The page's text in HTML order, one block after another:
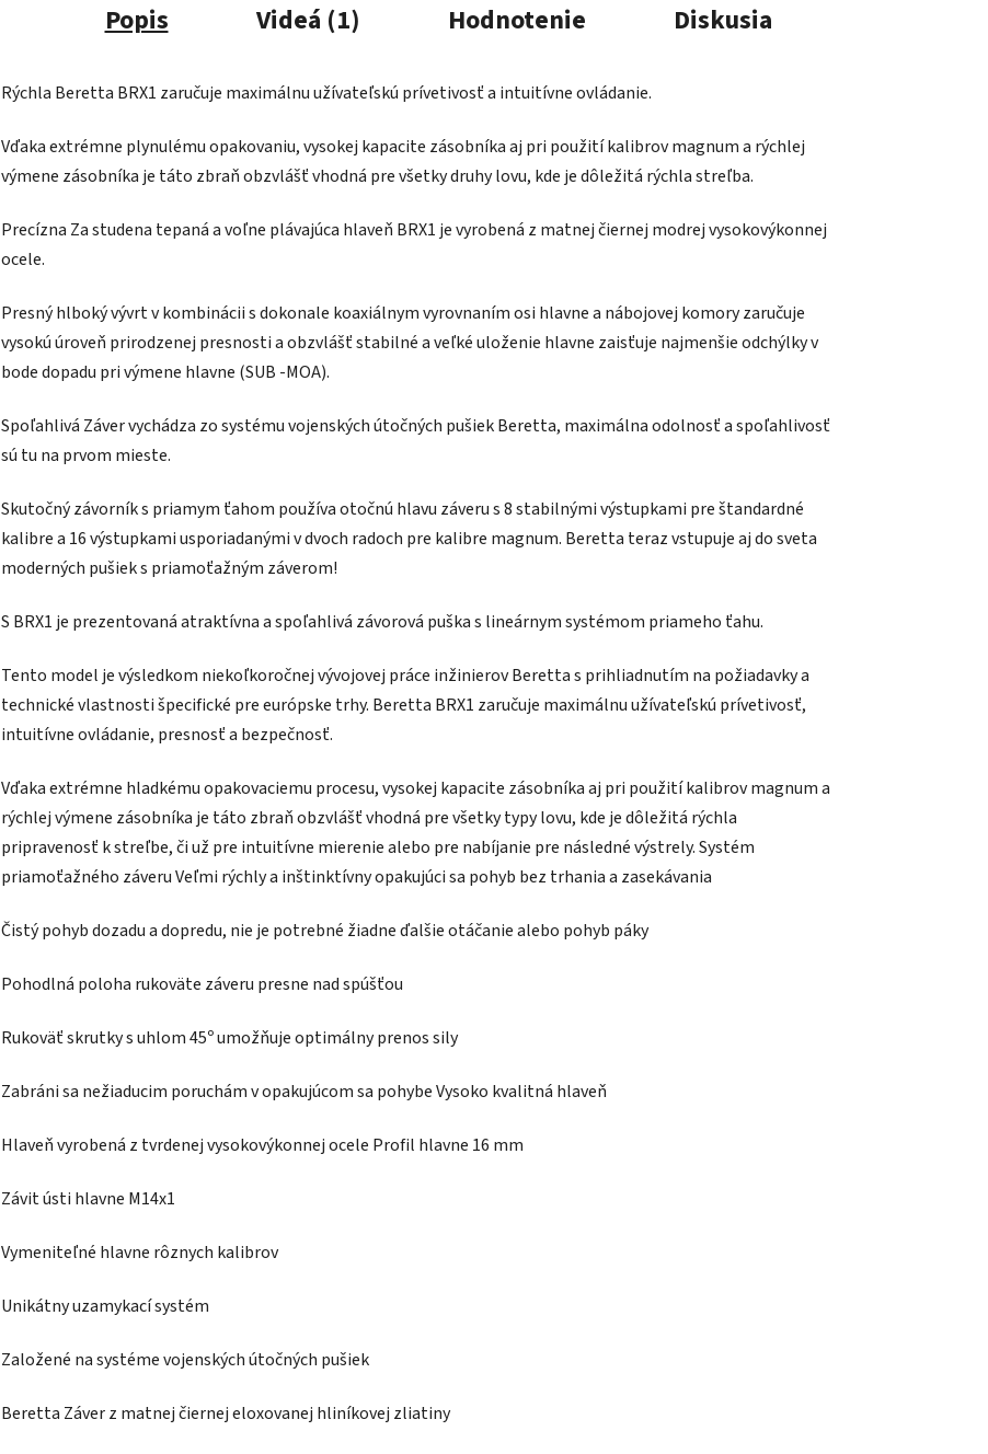
Popis Videá (1) Hodnotenie Diskusia
Rýchla Beretta BRX1 zaručuje maximálnu užívateľskú prívetivosť a intuitívne ovládanie.
Vďaka extrémne plynulému opakovaniu, vysokej kapacite zásobníka aj pri použití kalibrov magnum a rýchlej
výmene zásobníka je táto zbraň obzvlášť vhodná pre všetky druhy lovu, kde je dôležitá rýchla streľba.
Precízna Za studena tepaná a voľne plávajúca hlaveň BRX1 je vyrobená z matnej čiernej modrej vysokovýkonnej
ocele.
Presný hlboký vývrt v kombinácii s dokonale koaxiálnym vyrovnaním osi hlavne a nábojovej komory zaručuje
vysokú úroveň prirodzenej presnosti a obzvlášť stabilné a veľké uloženie hlavne zaisťuje najmenšie odchýlky v
bode dopadu pri výmene hlavne (SUB -MOA).
Spoľahlivá Záver vychádza zo systému vojenských útočných pušiek Beretta, maximálna odolnosť a spoľahlivosť
sú tu na prvom mieste.
Skutočný závorník s priamym ťahom používa otočnú hlavu záveru s 8 stabilnými výstupkami pre štandardné
kalibre a 16 výstupkami usporiadanými v dvoch radoch pre kalibre magnum. Beretta teraz vstupuje aj do sveta
moderných pušiek s priamoťažným záverom!
S BRX1 je prezentovaná atraktívna a spoľahlivá závorová puška s lineárnym systémom priameho ťahu.
Tento model je výsledkom niekoľkoročnej vývojovej práce inžinierov Beretta s prihliadnutím na požiadavky a
technické vlastnosti špecifické pre európske trhy. Beretta BRX1 zaručuje maximálnu užívateľskú prívetivosť,
intuitívne ovládanie, presnosť a bezpečnosť.
Vďaka extrémne hladkému opakovaciemu procesu, vysokej kapacite zásobníka aj pri použití kalibrov magnum a
rýchlej výmene zásobníka je táto zbraň obzvlášť vhodná pre všetky typy lovu, kde je dôležitá rýchla
pripravenosť k streľbe, či už pre intuitívne mierenie alebo pre nabíjanie pre následné výstrely. Systém
priamoťažného záveru Veľmi rýchly a inštinktívny opakujúci sa pohyb bez trhania a zasekávania
Čistý pohyb dozadu a dopredu, nie je potrebné žiadne ďalšie otáčanie alebo pohyb páky
Pohodlná poloha rukoväte záveru presne nad spúšťou
Rukoväť skrutky s uhlom 45º umožňuje optimálny prenos sily
Zabráni sa nežiaducim poruchám v opakujúcom sa pohybe Vysoko kvalitná hlaveň
Hlaveň vyrobená z tvrdenej vysokovýkonnej ocele Profil hlavne 16 mm
Závit ústi hlavne M14x1
Vymeniteľné hlavne rôznych kalibrov
Unikátny uzamykací systém
Založené na systéme vojenských útočných pušiek
Beretta Záver z matnej čiernej eloxovanej hliníkovej zliatiny